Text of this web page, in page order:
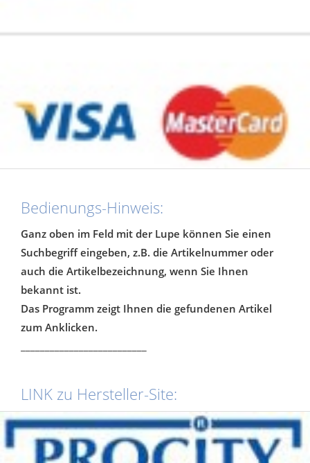
Bedienungs-Hinweis:
Ganz oben im Feld mit der Lupe können Sie einen
Suchbegriff eingeben, z.B. die Artikelnummer oder
auch die Artikelbezeichnung, wenn Sie Ihnen
bekannt ist.
Das Programm zeigt Ihnen die gefundenen Artikel
zum Anklicken.
LINK zu Hersteller-Site: